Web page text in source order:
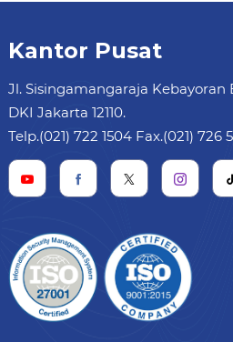
Kantor Pusat
Jl. Sisingamangaraja Kebayoran
DKI Jakarta 12110.
Telp.(021) 722 1504 Fax.(021) 726